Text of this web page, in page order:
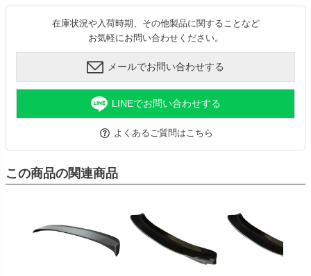
在庫状況や入荷時期、その他製品に関することなど
お気軽にお問い合わせください。
メールでお問い合わせする
LINEでお問い合わせする
よくあるご質問はこちら
この商品の関連商品